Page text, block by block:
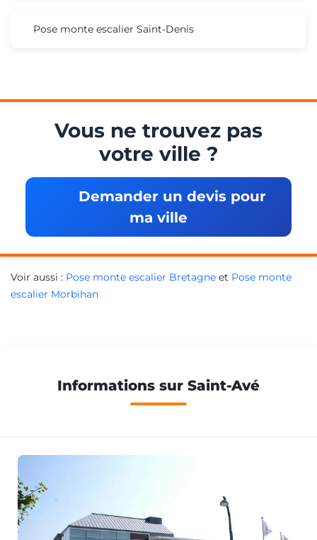
Pose monte escalier Saint-Denis
Vous ne trouvez pas
votre ville ?
Demander un devis pour
ma ville
Voir aussi : Pose monte escalier Bretagne et Pose monte
escalier Morbihan
Informations sur Saint-Avé